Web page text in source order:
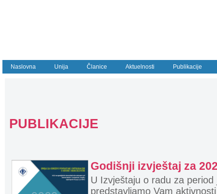
Naslovna Unija Članice Aktuelnosti Publikacije
PUBLIKACIJE
Godišnji izvještaj za
U Izvještaju o radu za
predstavljamo Vam